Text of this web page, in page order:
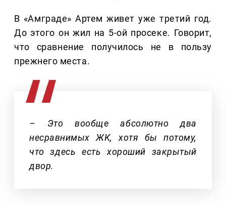
В «Амграде» Артем живет уже третий год.
До этого он жил на 5-ой просеке. Говорит,
что сравнение получилось не в пользу
прежнего места.
– Это вообще абсолютно два
несравнимых ЖК, хотя бы потому,
что здесь есть хороший закрытый
двор.